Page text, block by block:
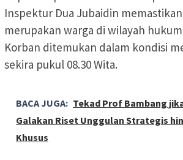
Inspektur Dua Jubaidin
merupakan warga di wilayah
Korban ditemukan dalam kondisi
sekira pukul 08.30 Wita.
BACA JUGA: Tekad Prof Bambang
Galakan Riset Unggulan Strategis
Khusus